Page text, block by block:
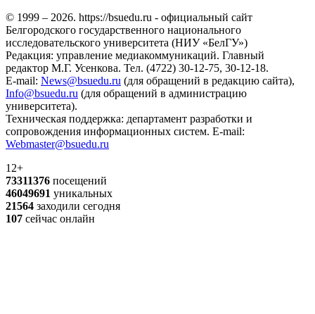
© 1999 – 2026. https://bsuedu.ru - официальный сайт
Белгородского государственного национального
исследовательского университета (НИУ «БелГУ»)
Редакция: управление медиакоммуникаций. Главный
редактор М.Г. Усенкова. Тел. (4722) 30-12-75, 30-12-18.
E-mail: News@bsuedu.ru (для обращений в редакцию сайта),
Info@bsuedu.ru (для обращений в администрацию
университета).
Техническая поддержка: департамент разработки и
сопровождения информационных систем. E-mail:
Webmaster@bsuedu.ru
12+
73311376 посещений
46049691 уникальных
21564 заходили сегодня
107 сейчас онлайн